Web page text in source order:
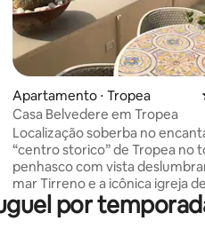
avaliação média de 5, 47
Apartamento ⋅ Tropea
Casa Belvedere em Tropea
Localização soberba no
“centro storico” de Tropea no
penhasco com vista
mar Tirreno e a icônica igreja
Maria del Isola e praias de
como as ilhas Eólias. O
por